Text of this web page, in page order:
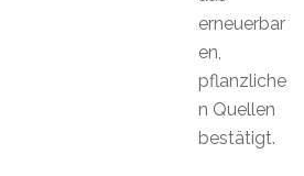
erneuerbar
en,
pflanzliche
n Quellen
bestätigt.